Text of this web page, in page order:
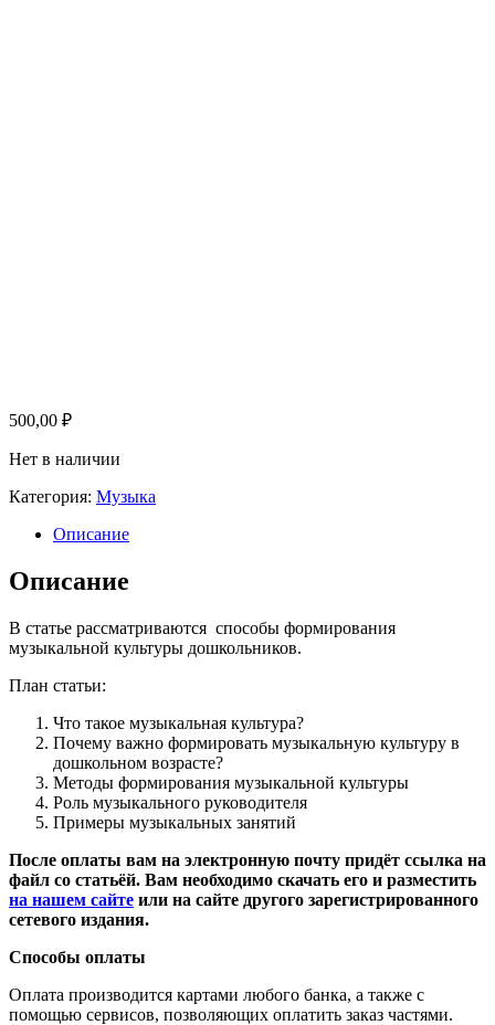
500,00 ₽
Нет в наличии
Категория: Музыка
Описание
Описание
В статье рассматриваются способы формирования
музыкальной культуры дошкольников.
План статьи:
Что такое музыкальная культура?
Почему важно формировать музыкальную культуру в
дошкольном возрасте?
Методы формирования музыкальной культуры
Роль музыкального руководителя
Примеры музыкальных занятий
После оплаты вам на электронную почту придёт ссылка на
файл со статьёй. Вам необходимо скачать его и разместить
на нашем сайте или на сайте другого зарегистрированного
сетевого издания.
Способы оплаты
Оплата производится картами любого банка, а также с
помощью сервисов, позволяющих оплатить заказ частями.